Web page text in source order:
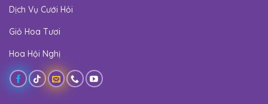
Dịch Vụ Cưới Hỏi
Giỏ Hoa Tươi
Hoa Hội Nghị